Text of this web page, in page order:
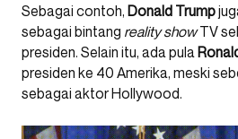
Sebagai contoh, Donald Trump
sebagai bintang reality showTV
presiden. Selain itu, ada pula
presiden ke 40 Amerika, meski
sebagai aktor Hollywood.